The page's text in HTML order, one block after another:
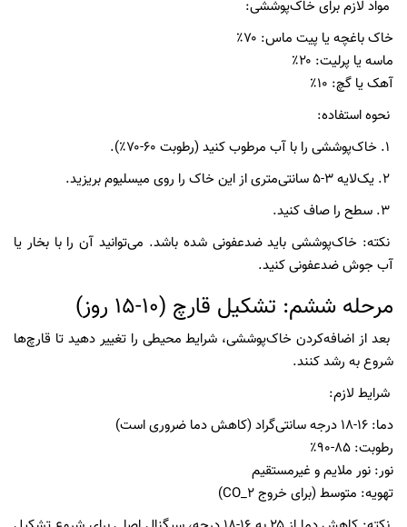
مواد لازم برای خاک‌پوششی:
خاک باغچه یا پیت ماس: ۷۰٪
ماسه یا پرلیت: ۲۰٪
آهک یا گچ: ۱۰٪
نحوه استفاده:
نکته: خاک‌پوششی باید ضدعفونی شده باشد. می‌توانید آن را با بخار یا
آب جوش ضدعفونی کنید.
مرحله ششم: تشکیل قارچ (۱۰-۱۵ روز)
بعد از اضافه‌کردن خاک‌پوششی، شرایط محیطی را تغییر دهید تا قارچ‌ها
شروع به رشد کنند.
شرایط لازم:
دما: ۱۶-۱۸ درجه سانتی‌گراد (کاهش دما ضروری است)
رطوبت: ۸۵-۹۰٪
نور: نور ملایم و غیرمستقیم
تهویه: متوسط (برای خروج CO_2)